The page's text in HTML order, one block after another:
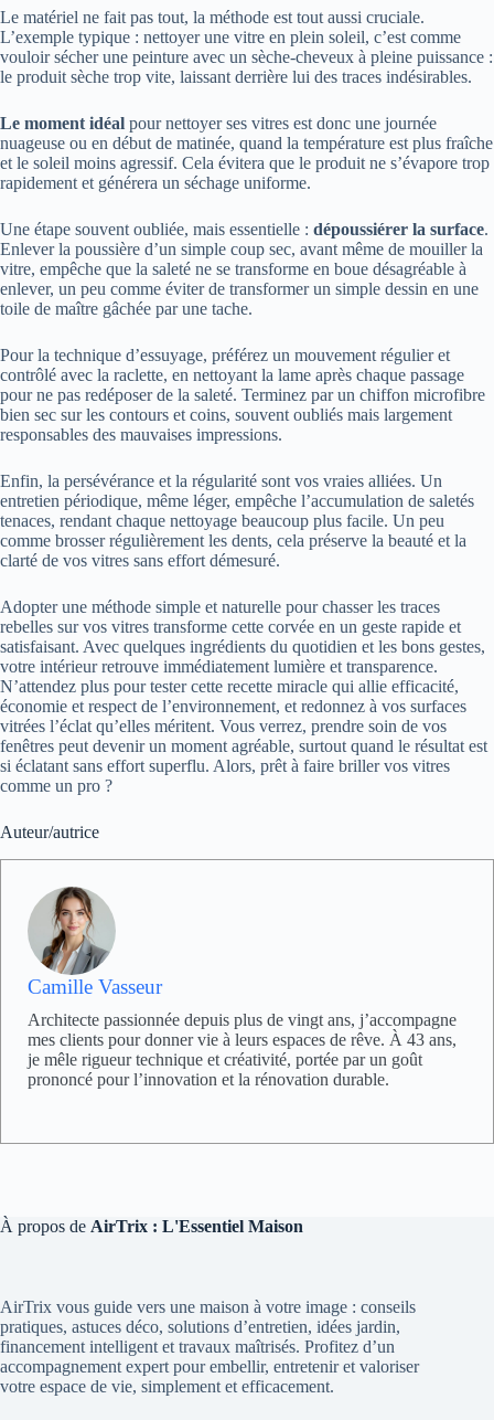
Le matériel ne fait pas tout, la méthode est tout aussi cruciale.
L’exemple typique : nettoyer une vitre en plein soleil, c’est comme
vouloir sécher une peinture avec un sèche-cheveux à pleine puissance :
le produit sèche trop vite, laissant derrière lui des traces indésirables.
Le moment idéal pour nettoyer ses vitres est donc une journée
nuageuse ou en début de matinée, quand la température est plus fraîche
et le soleil moins agressif. Cela évitera que le produit ne s’évapore trop
rapidement et générera un séchage uniforme.
Une étape souvent oubliée, mais essentielle : dépoussiérer la surface.
Enlever la poussière d’un simple coup sec, avant même de mouiller la
vitre, empêche que la saleté ne se transforme en boue désagréable à
enlever, un peu comme éviter de transformer un simple dessin en une
toile de maître gâchée par une tache.
Pour la technique d’essuyage, préférez un mouvement régulier et
contrôlé avec la raclette, en nettoyant la lame après chaque passage
pour ne pas redéposer de la saleté. Terminez par un chiffon microfibre
bien sec sur les contours et coins, souvent oubliés mais largement
responsables des mauvaises impressions.
Enfin, la persévérance et la régularité sont vos vraies alliées. Un
entretien périodique, même léger, empêche l’accumulation de saletés
tenaces, rendant chaque nettoyage beaucoup plus facile. Un peu
comme brosser régulièrement les dents, cela préserve la beauté et la
clarté de vos vitres sans effort démesuré.
Adopter une méthode simple et naturelle pour chasser les traces
rebelles sur vos vitres transforme cette corvée en un geste rapide et
satisfaisant. Avec quelques ingrédients du quotidien et les bons gestes,
votre intérieur retrouve immédiatement lumière et transparence.
N’attendez plus pour tester cette recette miracle qui allie efficacité,
économie et respect de l’environnement, et redonnez à vos surfaces
vitrées l’éclat qu’elles méritent. Vous verrez, prendre soin de vos
fenêtres peut devenir un moment agréable, surtout quand le résultat est
si éclatant sans effort superflu. Alors, prêt à faire briller vos vitres
comme un pro ?
Auteur/autrice
Camille Vasseur
Architecte passionnée depuis plus de vingt ans, j’accompagne
mes clients pour donner vie à leurs espaces de rêve. À 43 ans,
je mêle rigueur technique et créativité, portée par un goût
prononcé pour l’innovation et la rénovation durable.
À propos de AirTrix : L'Essentiel Maison
AirTrix vous guide vers une maison à votre image : conseils
pratiques, astuces déco, solutions d’entretien, idées jardin,
financement intelligent et travaux maîtrisés. Profitez d’un
accompagnement expert pour embellir, entretenir et valoriser
votre espace de vie, simplement et efficacement.